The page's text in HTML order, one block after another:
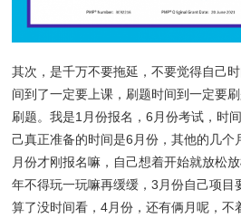
其次，是千万不要拖延，不要觉得自己
间到了一定要上课，刷题时间到一定要
刷题。我是1月份报名，6月份考试，时
己真正准备的时间是6月份，其他的几个
月份才刚报名嘛，自己想着开始就放松
年不得玩一玩嘛再缓缓，3月份自己项目
算了没时间看，4月份，还有俩月呢，不